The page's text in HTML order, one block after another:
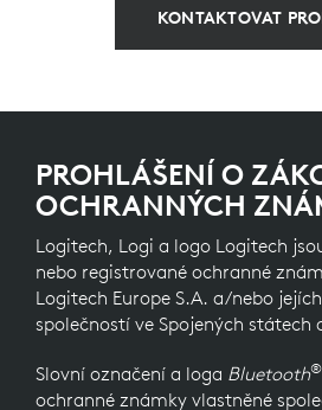
KONTAKTOVAT
PROHLÁŠENÍ O
OCHRANNÝCH
Logitech, Logi a logo Logitech
nebo registrované ochranné
Logitech Europe S.A. a/nebo
společností ve Spojených státech
Slovní označení a loga Bluetooth®
ochranné známky vlastněné